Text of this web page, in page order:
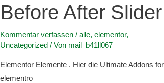
Before After Slider
Kommentar verfassen / alle, elementor,
Uncategorized/ Von mail_b41ll067
Elementor Elemente . Hier die Ultimate Addons for
elementro